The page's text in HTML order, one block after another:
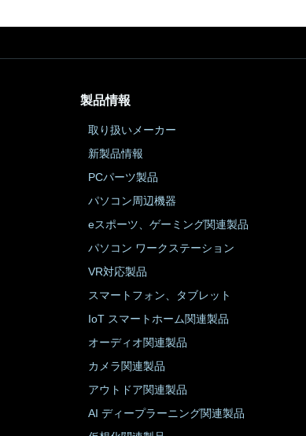
製品情報
取り扱いメーカー
新製品情報
PCパーツ製品
パソコン周辺機器
eスポーツ、ゲーミング関連製品
パソコン ワークステーション
VR対応製品
スマートフォン、タブレット
IoT スマートホーム関連製品
オーディオ関連製品
カメラ関連製品
アウトドア関連製品
AI ディープラーニング関連製品